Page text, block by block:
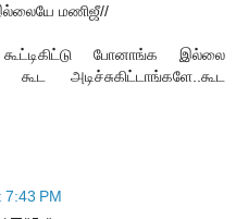
மணிஜீ//
போனாங்க இல்லை
அடிச்சுகிட்டாங்களே..கூட
7:43 PM